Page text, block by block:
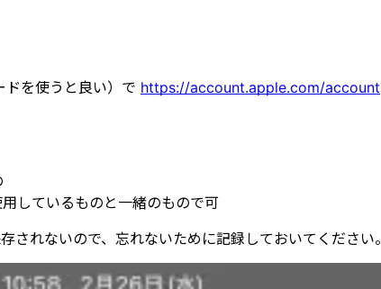
を使うと良い）で https://account.apple.com/account
しているものと一緒のもので可
れないので、忘れないために記録しておいてください。